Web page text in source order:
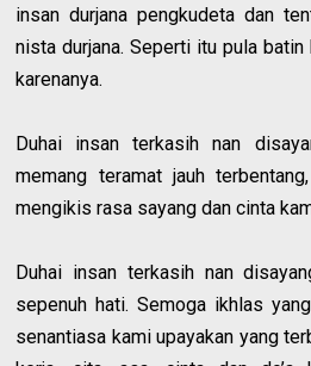
insan durjana pengkudeta dan
nista durjana. Seperti itu pula
karenanya.
Duhai insan terkasih nan
memang teramat jauh
mengikis rasa sayang dan cinta
Duhai insan terkasih nan
sepenuh hati. Semoga ikhlas
senantiasa kami upayakan yang